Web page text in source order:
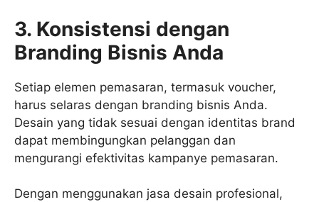
3. Konsistensi dengan
Branding Bisnis Anda
Setiap elemen pemasaran, termasuk voucher,
harus selaras dengan branding bisnis Anda.
Desain yang tidak sesuai dengan identitas brand
dapat membingungkan pelanggan dan
mengurangi efektivitas kampanye pemasaran.
Dengan menggunakan jasa desain profesional,